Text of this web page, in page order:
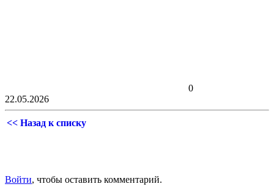
0
22.05.2026
<< Назад к списку
Войти, чтобы оставить комментарий.